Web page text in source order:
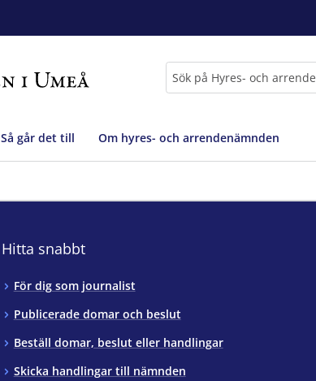
Så går det till Om hyres- och arrendenämnden
Hitta snabbt
För dig som journalist
Publicerade domar och beslut
Beställ domar, beslut eller handlingar
Skicka handlingar till nämnden